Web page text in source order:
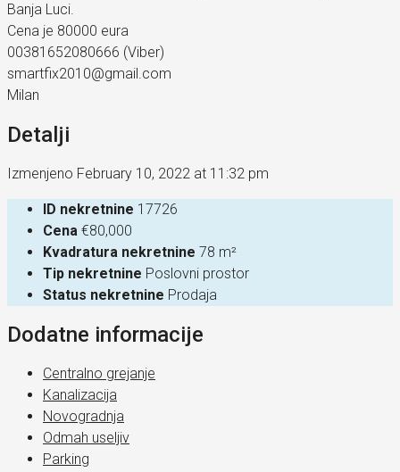
Banja Luci.
Cena je 80000 eura
00381652080666 (Viber)
smartfix2010@gmail.com
Milan
Detalji
Izmenjeno February 10, 2022 at 11:32 pm
ID nekretnine 17726
Cena €80,000
Kvadratura nekretnine 78 m²
Tip nekretnine Poslovni prostor
Status nekretnine Prodaja
Dodatne informacije
Centralno grejanje
Kanalizacija
Novogradnja
Odmah useljiv
Parking